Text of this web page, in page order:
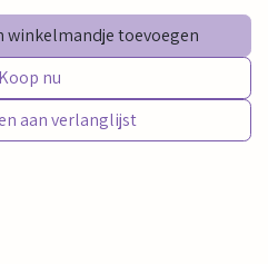
winkelmandje toevoegen
Koop nu
aan verlanglijst